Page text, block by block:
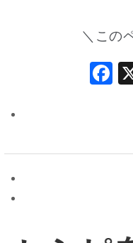
＼この